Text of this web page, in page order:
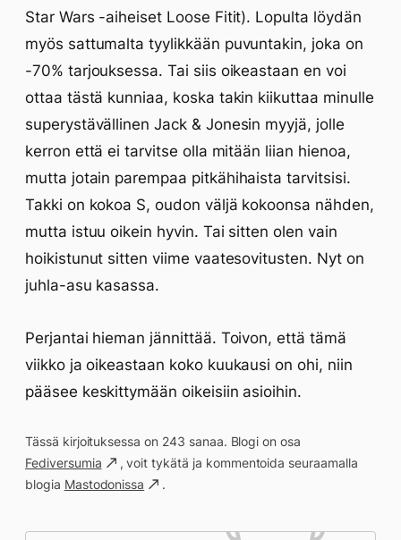
Star Wars -aiheiset Loose Fitit). Lopulta löydän
myös sattumalta tyylikkään puvuntakin, joka on
-70% tarjouksessa. Tai siis oikeastaan en voi
ottaa tästä kunniaa, koska takin kiikuttaa minulle
superystävällinen Jack & Jonesin myyjä, jolle
kerron että ei tarvitse olla mitään liian hienoa,
mutta jotain parempaa pitkähihaista tarvitsisi.
Takki on kokoa S, oudon väljä kokoonsa nähden,
mutta istuu oikein hyvin. Tai sitten olen vain
hoikistunut sitten viime vaatesovitusten. Nyt on
juhla-asu kasassa.
Perjantai hieman jännittää. Toivon, että tämä
viikko ja oikeastaan koko kuukausi on ohi, niin
pääsee keskittymään oikeisiin asioihin.
Tässä kirjoituksessa on 243 sanaa. Blogi on osa
Fediversumia
, voit tykätä ja kommentoida seuraamalla
blogia Mastodonissa .